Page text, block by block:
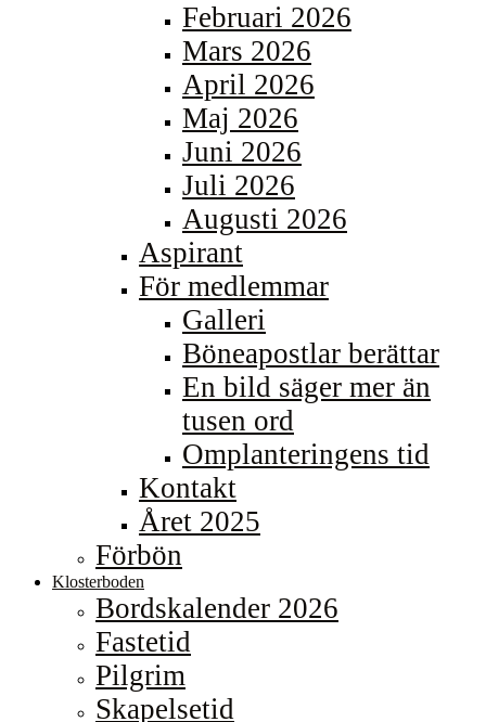
Februari 2026
Mars 2026
April 2026
Maj 2026
Juni 2026
Juli 2026
Augusti 2026
Aspirant
För medlemmar
Galleri
Böneapostlar berättar
En bild säger mer än
tusen ord
Omplanteringens tid
Kontakt
Året 2025
Förbön
Klosterboden
Bordskalender 2026
Fastetid
Pilgrim
Skapelsetid